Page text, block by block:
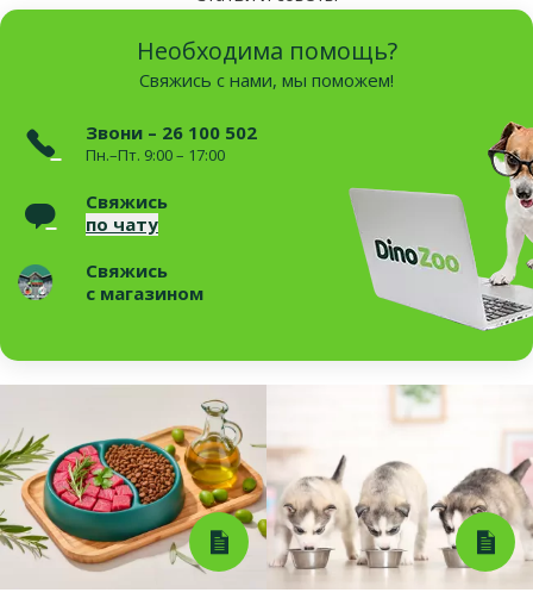
Необходима помощь?
Свяжись с нами, мы поможем!
Звони – 26 100 502
Пн.–Пт. 9:00 – 17:00
Свяжись
по чату
Свяжись
с магазином